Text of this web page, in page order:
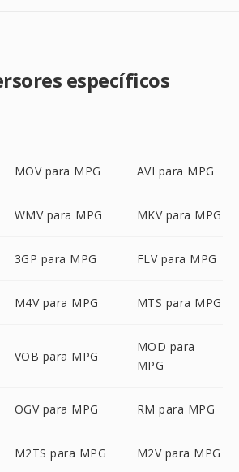
específicos
MOV para MPG AVI para MPG
WMV para MPG MKV para MPG
3GP para MPG FLV para MPG
M4V para MPG MTS para MPG
VOB para MPG
MOD para
MPG
OGV para MPG RM para MPG
M2TS para MPG M2V para MPG